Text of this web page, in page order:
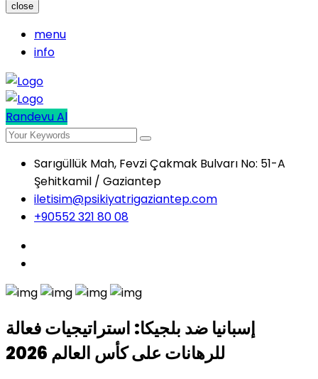
close
menu
info
Randevu Al
Sarıgüllük Mah, Fevzi Çakmak Bulvarı No: 51-A
Şehitkamil / Gaziantep
iletisim@psikiyatrigaziantep.com
+90552 321 80 08
إسبانيا ضد بلجيكا: استراتيجيات فعالة
للرهانات على كأس العالم 2026